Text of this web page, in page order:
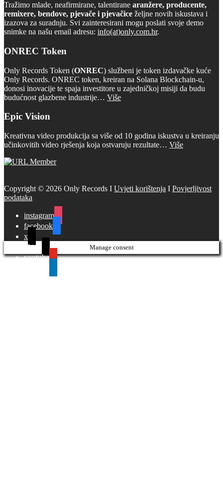
Tražimo mlade, neafirmirane, talentirane aranžere, producente,
remixere, bendove, pjevače i pjevačice željne novih iskustava i
izazova za suradnju. Svi zainteresirani mogu poslati svoje demo
snimke na našu email adresu: info(at)only.com.hr.
ONREC Token
Only Records Token (ONREC) službeni je token izdavačke kuće
Only Records. ONREC token, kreiran na Solana Blockchain-u,
donosi inovacije te spaja investitore u zajedničkoj misiji da budu
budućnost glazbene industrije… Više
Epic Vision
Kreativna video produkcija sa više od 10 godina iskustva u kreiranju
učinkovitih video rješenja koja ostvaruju rezultate… Više
Copyright © 2026 Only Records I Uvjeti korištenja I Povjerljivost
podataka
instagram
facebook
x
tiktok
youtube
Manage consent